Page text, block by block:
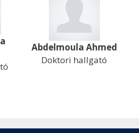
Abdelmoula Ahmed
Doktori hallgató